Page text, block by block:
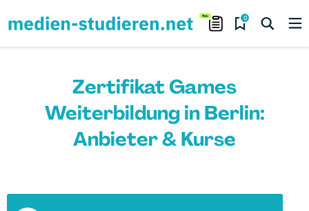
0
Zertifikat Games
Weiterbildung in Berlin:
Anbieter & Kurse